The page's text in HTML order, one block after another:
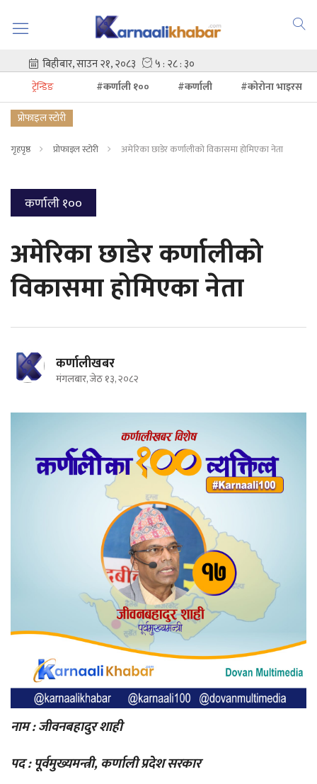
ट्रेन्डिङ #कर्णाली १०० #कर्णाली
#कोरोना भाइरस
प्रोफाइल स्टोरी
गृहपृष्ठ प्रोफाइल स्टोरी अमेरिका छाडेर कर्णालीको विकासमा होमिएका नेता
कर्णाली १००
अमेरिका छाडेर कर्णालीको
विकासमा होमिएका नेता
कर्णालीखबर
मंगलबार, जेठ १३, २०८२
नाम : जीवनबहादुर शाही
पद : पूर्वमुख्यमन्त्री, कर्णाली प्रदेश सरकार